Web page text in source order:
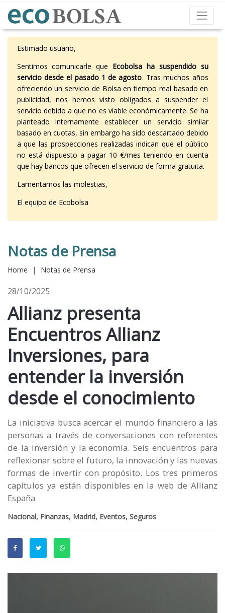
Estimado usuario,
Sentimos comunicarle que Ecobolsa ha suspendido su
servicio desde el pasado 1 de agosto. Tras muchos años
ofreciendo un servicio de Bolsa en tiempo real basado en
publicidad, nos hemos visto obligados a suspender el
servicio debido a que no es viable económicamente. Se ha
planteado internamente establecer un servicio similar
basado en cuotas, sin embargo ha sido descartado debido
a que las prospecciones realizadas indican que el público
no está dispuesto a pagar 10 €/mes teniendo en cuenta
que hay bancos que ofrecen el servicio de forma gratuita.
Lamentamos las molestias,
El equipo de Ecobolsa
Notas de Prensa
Home | Notas de Prensa
28/10/2025
Allianz presenta
Encuentros Allianz
Inversiones, para
entender la inversión
desde el conocimiento
La iniciativa busca acercar el mundo financiero a las
personas a través de conversaciones con referentes
de la inversión y la economía. Seis encuentros para
reflexionar sobre el futuro, la innovación y las nuevas
formas de invertir con propósito. Los tres primeros
capítulos ya están disponibles en la web de Allianz
España
Nacional, Finanzas, Madrid, Eventos, Seguros